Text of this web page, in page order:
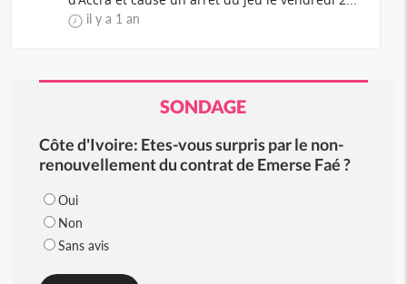
il y a 1 an
SONDAGE
Côte d'Ivoire: Etes-vous surpris par le non-
renouvellement du contrat de Emerse Faé ?
Oui
Non
Sans avis